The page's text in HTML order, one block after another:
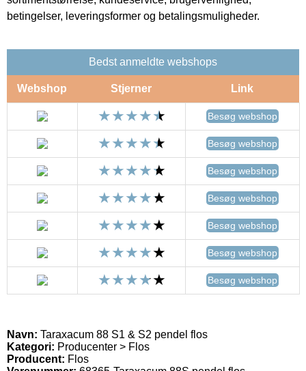
betingelser, leveringsformer og betalingsmuligheder.
Bedst anmeldte webshops
Webshop Stjerner Link
Besøg webshop
Besøg webshop
Besøg webshop
Besøg webshop
Besøg webshop
Besøg webshop
Besøg webshop
Navn: Taraxacum 88 S1 & S2 pendel flos
Kategori: Producenter > Flos
Producent: Flos